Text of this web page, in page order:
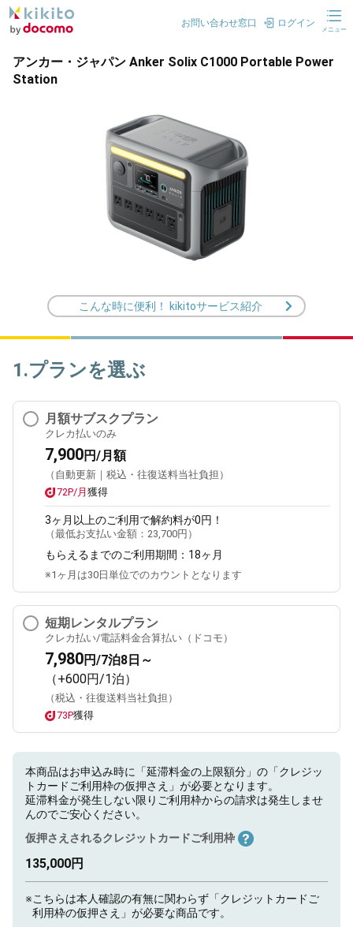
お問い合わせ窓口 ログイン
メニュー
アンカー・ジャパン Anker Solix C1000 Portable Power
Station
こんな時に便利！ kikitoサービス紹介
1.プランを選ぶ
月額サブスクプラン
クレカ払いのみ
7,900円/月額
（自動更新｜税込・往復送料当社負担）
72P/月 獲得
3ヶ月 以上のご利用で解約料が0円！
（最低お支払い金額： 23,700円 ）
もらえるまでのご利用期間： 18ヶ月
※1ヶ月は30日単位でのカウントとなります
短期レンタルプラン
クレカ払い/電話料金合算払い（ドコモ）
7,980円/7泊8日～
（+600円/1泊）
（税込・往復送料当社負担）
73P獲得
本商品はお申込み時に「延滞料金の上限額分」の「クレジッ
トカードご利用枠の仮押さえ」が必要となります。
延滞料金が発生しない限りご利用枠からの請求は発生しませ
んのでご安心ください。
仮押さえされるクレジットカードご利用枠
135,000円
※こちらは本人確認の有無に関わらず「クレジットカードご
利用枠の仮押さえ」が必要な商品です。